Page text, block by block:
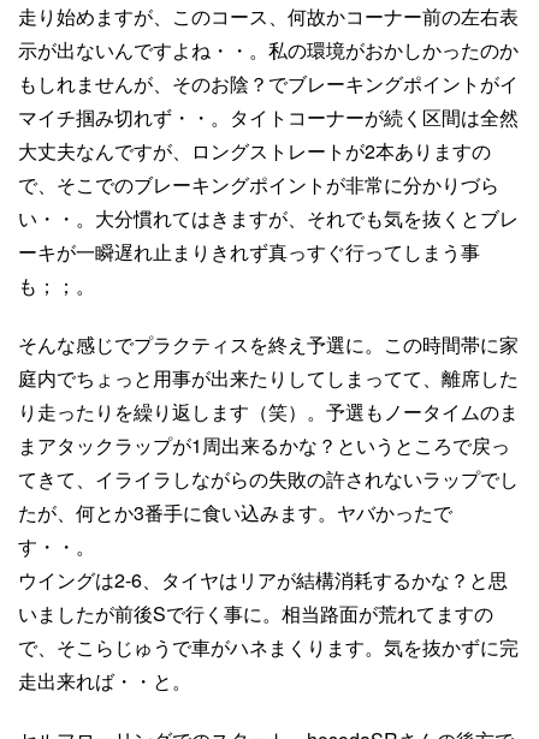
走り始めますが、このコース、何故かコーナー前の左右表
示が出ないんですよね・・。私の環境がおかしかったのか
もしれませんが、そのお陰？でブレーキングポイントがイ
マイチ掴み切れず・・。タイトコーナーが続く区間は全然
大丈夫なんですが、ロングストレートが2本ありますの
で、そこでのブレーキングポイントが非常に分かりづら
い・・。大分慣れてはきますが、それでも気を抜くとブレ
ーキが一瞬遅れ止まりきれず真っすぐ行ってしまう事
も；；。
そんな感じでプラクティスを終え予選に。この時間帯に家
庭内でちょっと用事が出来たりしてしまってて、離席した
り走ったりを繰り返します（笑）。予選もノータイムのま
まアタックラップが1周出来るかな？というところで戻っ
てきて、イライラしながらの失敗の許されないラップでし
たが、何とか3番手に食い込みます。ヤバかったで
す・・。
ウイングは2-6、タイヤはリアが結構消耗するかな？と思
いましたが前後Sで行く事に。相当路面が荒れてますの
で、そこらじゅうで車がハネまくります。気を抜かずに完
走出来れば・・と。